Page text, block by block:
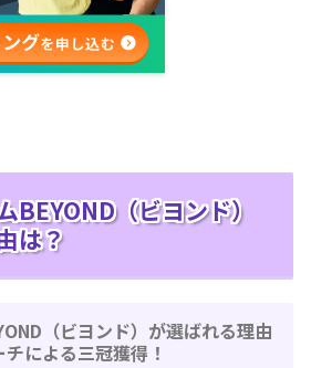
BEYOND（ビヨンド）
は？
（ビヨンド）が選ばれる理由
による三冠獲得！